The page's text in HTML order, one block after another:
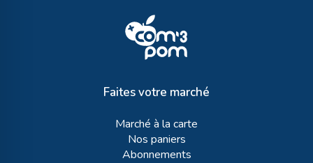
Faites votre marché
Marché à la carte
Nos paniers
Abonnements